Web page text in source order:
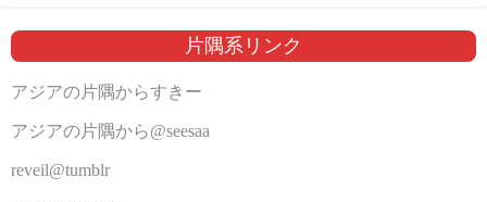
片隅系リンク
アジアの片隅からすきー
アジアの片隅から@seesaa
reveil@tumblr